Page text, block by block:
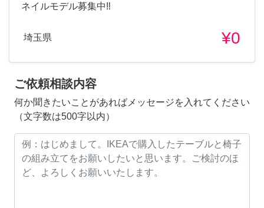
ネイルモデル募集中‼️
埼玉県 ¥0
ご依頼相談内容
何か聞きたいことがあればメッセージを入れてください
（文字数は500字以内）